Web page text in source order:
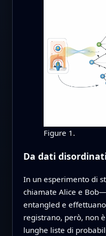
Figure 1.
Da dati
In un esperimento di
chiamate Alice e
entangled e
registrano, però, non è
lunghe liste di